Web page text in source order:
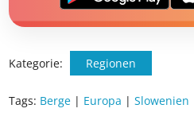
Kategorie: Regionen
Tags: Berge | Europa |Slowenien